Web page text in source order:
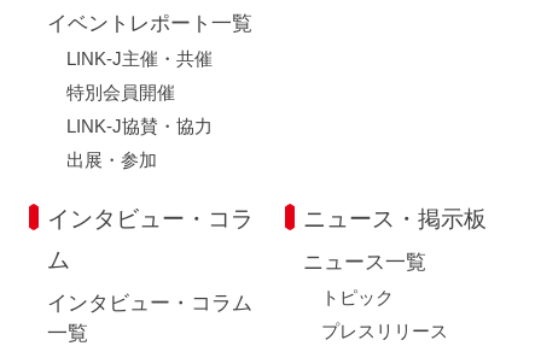
イベントレポート一覧
LINK-J主催・共催
特別会員開催
LINK-J協賛・協力
出展・参加
インタビュー・コラ
ム
インタビュー・コラム
一覧
ニュース・掲示板
ニュース一覧
トピック
プレスリリース